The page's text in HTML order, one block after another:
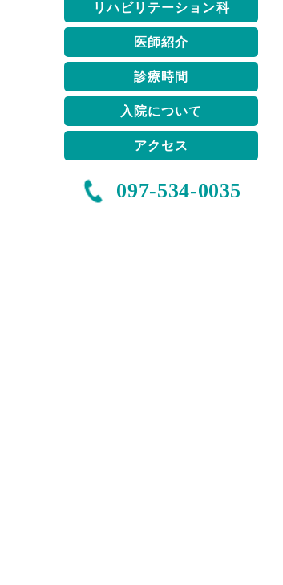
リハビリテーション科
医師紹介
診療時間
入院について
アクセス
097-534-0035